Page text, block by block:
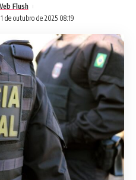
de outubro de 2025 08:19
Flush